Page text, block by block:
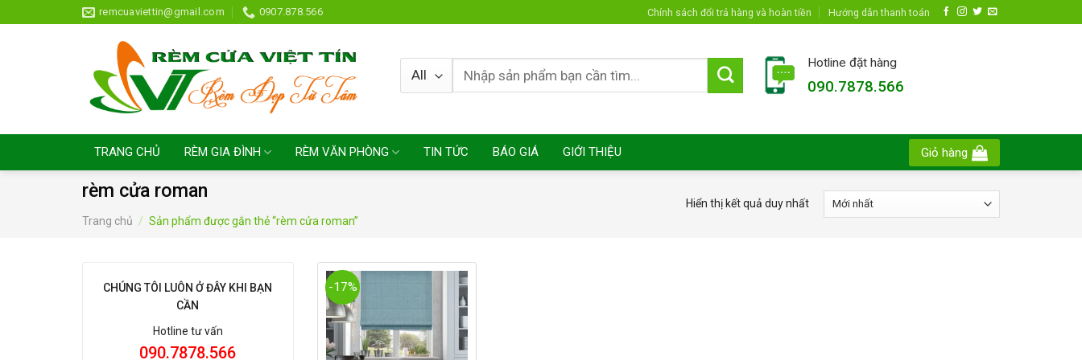
to
remcuaviettin@gmail.com 0907.878.566 Chính sách đổi trả hàng và hoàn tiền Hướng dẫn thanh toán
Hotline đặt hàng
090.7878.566
TRANG CHỦ RÈM GIA ĐÌNH RÈM VĂN PHÒNG TIN TỨC BÁO GIÁ GIỚI THIỆU Giỏ hàng
rèm cửa roman
Trang chủ / Sản phẩm được gắn thẻ “rèm cửa roman”
Hiển thị kết quả duy nhất
CHÚNG TÔI LUÔN Ở ĐÂY KHI BẠN
CẦN
Hotline tư vấn
090.7878.566
-17%